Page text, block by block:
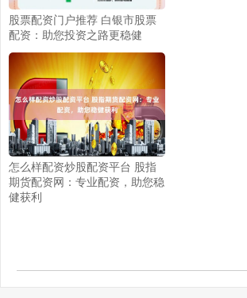
股票配资门户推荐 白银市股票
配资：助您投资之路更稳健
怎么样配资炒股配资平台 股指
期货配资网：专业配资，助您稳
健获利